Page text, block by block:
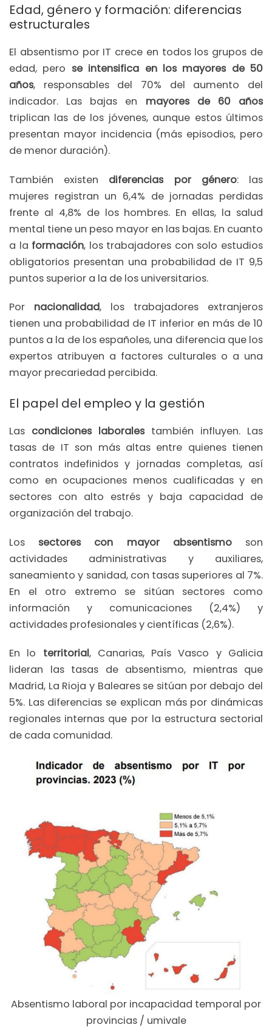
Edad, género y formación: diferencias
estructurales
El absentismo por IT crece en todos los grupos de
edad, pero se intensifica en los mayores de 50
años, responsables del 70% del aumento del
indicador. Las bajas en mayores de 60 años
triplican las de los jóvenes, aunque estos últimos
presentan mayor incidencia (más episodios, pero
de menor duración).
También existen diferencias por género: las
mujeres registran un 6,4% de jornadas perdidas
frente al 4,8% de los hombres. En ellas, la salud
mental tiene un peso mayor en las bajas. En cuanto
a la formación, los trabajadores con solo estudios
obligatorios presentan una probabilidad de IT 9,5
puntos superior a la de los universitarios.
Por nacionalidad, los trabajadores extranjeros
tienen una probabilidad de IT inferior en más de 10
puntos a la de los españoles, una diferencia que los
expertos atribuyen a factores culturales o a una
mayor precariedad percibida.
El papel del empleo y la gestión
Las condiciones laborales también influyen. Las
tasas de IT son más altas entre quienes tienen
contratos indefinidos y jornadas completas, así
como en ocupaciones menos cualificadas y en
sectores con alto estrés y baja capacidad de
organización del trabajo.
Los sectores con mayor absentismoson
actividades administrativas y auxiliares,
saneamiento y sanidad, con tasas superiores al 7%.
En el otro extremo se sitúan sectores como
información y comunicaciones (2,4%) y
actividades profesionales y científicas (2,6%).
En lo territorial, Canarias, País Vasco y Galicia
lideran las tasas de absentismo, mientras que
Madrid, La Rioja y Baleares se sitúan por debajo del
5%. Las diferencias se explican más por dinámicas
regionales internas que por la estructura sectorial
de cada comunidad.
Absentismo laboral por incapacidad temporal por
provincias / umivale